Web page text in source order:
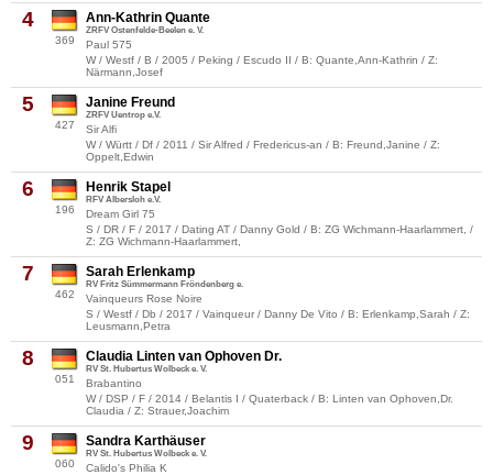
4
369
Ann-Kathrin Quante
ZRFV Ostenfelde-Beelen e. V.
Paul 575
W / Westf / B / 2005 / Peking / Escudo II / B: Quante,Ann-Kathrin / Z:
Närmann,Josef
5
427
Janine Freund
ZRFV Uentrop e.V.
Sir Alfi
W / Württ / Df / 2011 / Sir Alfred / Fredericus-an / B: Freund,Janine / Z:
Oppelt,Edwin
6
196
Henrik Stapel
RFV Albersloh e.V.
Dream Girl 75
S / DR / F / 2017 / Dating AT / Danny Gold / B: ZG Wichmann-Haarlammert, /
Z: ZG Wichmann-Haarlammert,
7
462
Sarah Erlenkamp
RV Fritz Sümmermann Fröndenberg e.
Vainqueurs Rose Noire
S / Westf / Db / 2017 / Vainqueur / Danny De Vito / B: Erlenkamp,Sarah / Z:
Leusmann,Petra
8
051
Claudia Linten van Ophoven Dr.
RV St. Hubertus Wolbeck e. V.
Brabantino
W / DSP / F / 2014 / Belantis I / Quaterback / B: Linten van Ophoven,Dr.
Claudia / Z: Strauer,Joachim
9
060
Sandra Karthäuser
RV St. Hubertus Wolbeck e. V.
Calido's Philia K